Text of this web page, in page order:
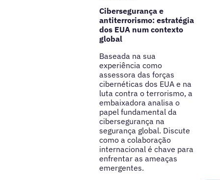
Cibersegurança e
antiterrorismo: estratégia
dos EUA num contexto
global
Baseada na sua
experiência como
assessora das forças
cibernéticas dos EUA e na
luta contra o terrorismo, a
embaixadora analisa o
papel fundamental da
cibersegurança na
segurança global. Discute
como a colaboração
internacional é chave para
enfrentar as ameaças
emergentes.